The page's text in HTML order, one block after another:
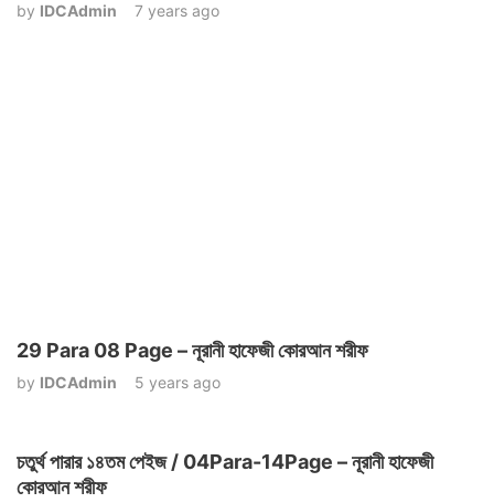
by IDCAdmin 7 years ago
29 Para 08 Page – নূরানী হাফেজী কোরআন শরীফ
by IDCAdmin 5 years ago
চতুর্থ পারার ১৪তম পেইজ / 04Para-14Page – নূরানী হাফেজী
কোরআন শরীফ